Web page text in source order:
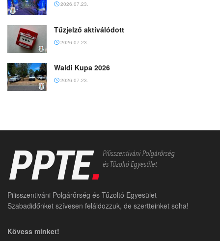
2026.07.23.
Tűzjelző aktiválódott
2026.07.23.
Waldi Kupa 2026
2026.07.23.
Pilisszentiváni Polgárőrség és Tűzoltó Egyesület
Szabadidőnket szívesen feláldozzuk, de szertteinket soha!
Kövess minket!